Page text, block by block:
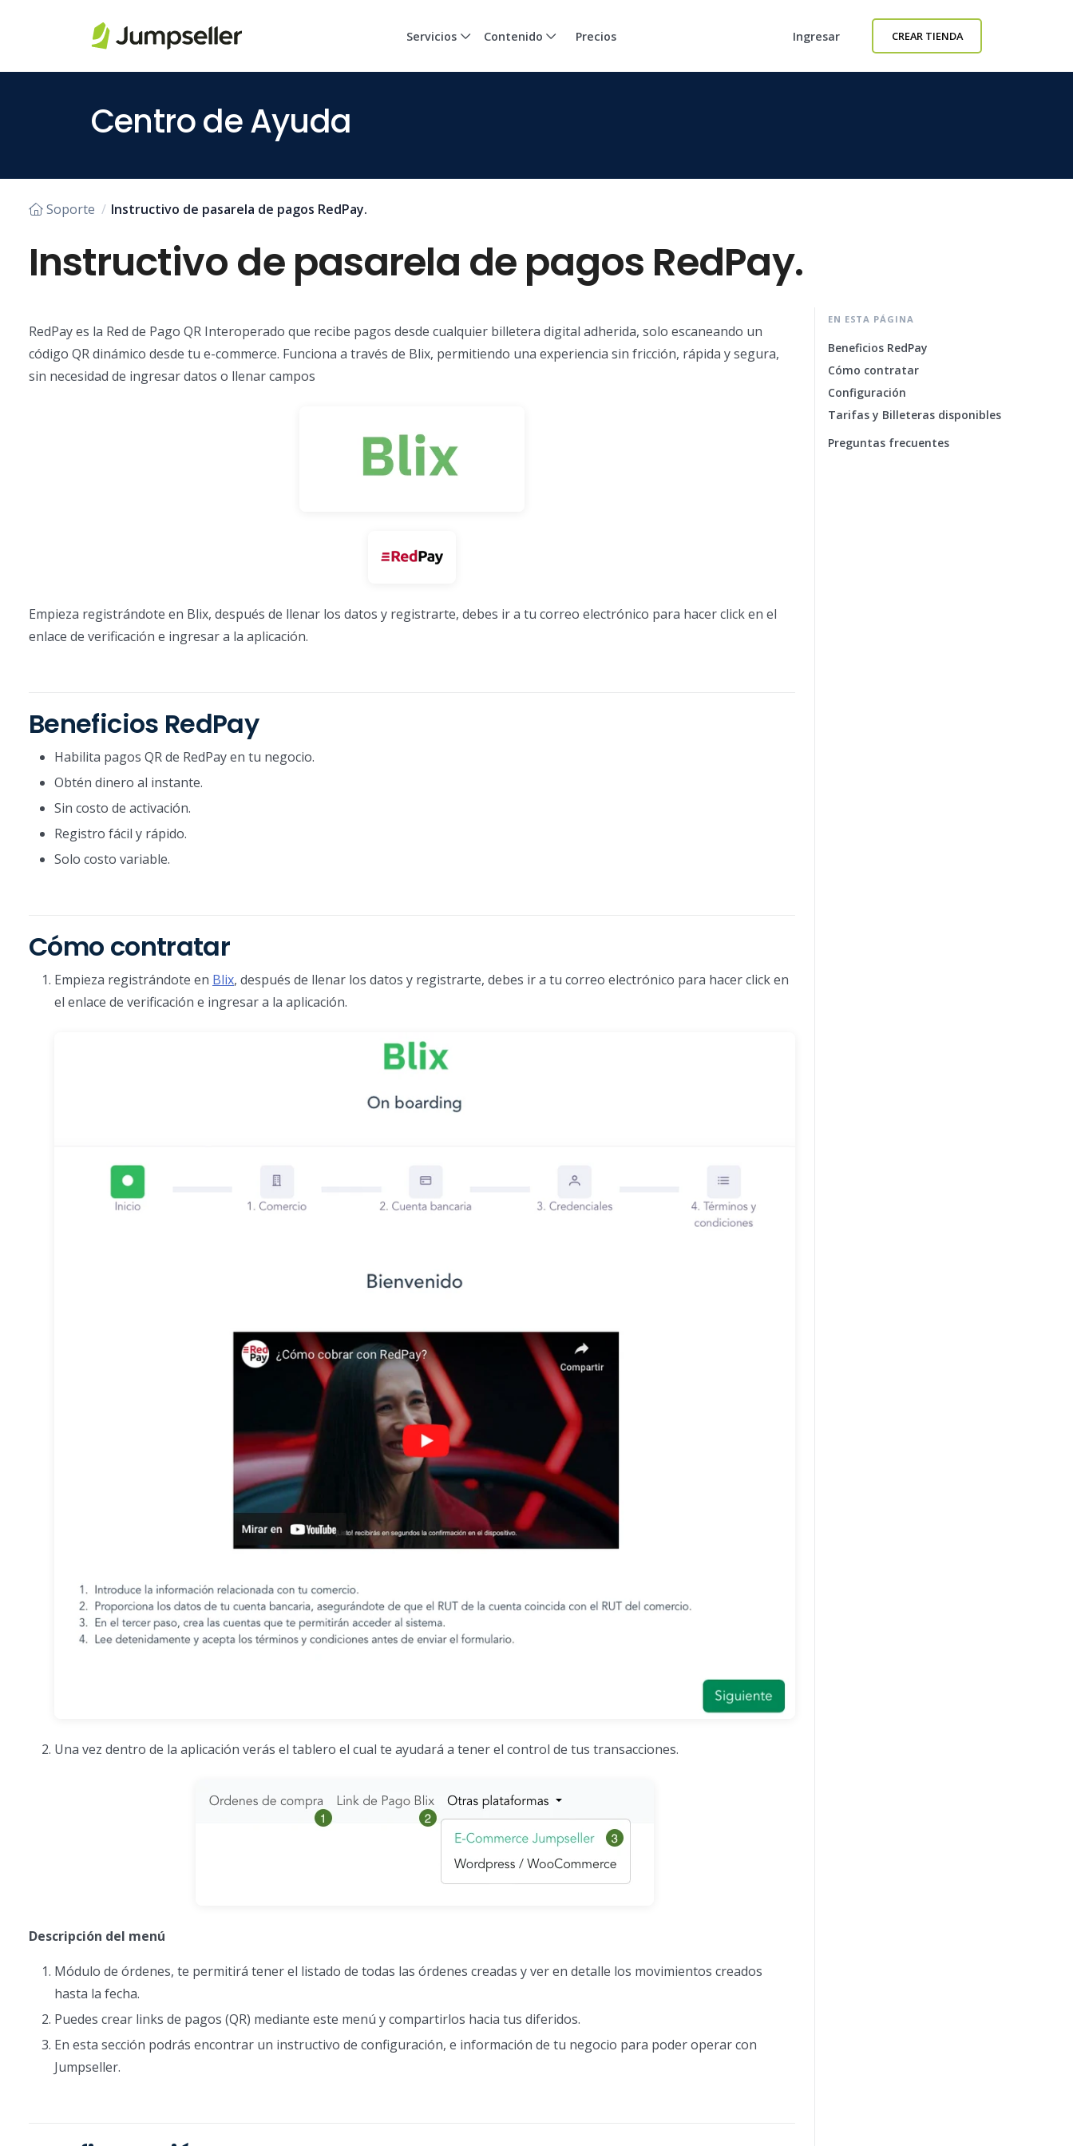
Saltar al contenido principal
Servicios Contenido Precios Ingresar CREAR TIENDA
Centro de Ayuda
Soporte Instructivo de pasarela de pagos RedPay.
Instructivo de pasarela de pagos RedPay.
RedPay es la Red de Pago QR Interoperado que recibe pagos desde cualquier billetera digital adherida, solo escaneando un
código QR dinámico desde tu e-commerce. Funciona a través de Blix, permitiendo una experiencia sin fricción, rápida y segura,
sin necesidad de ingresar datos o llenar campos
Empieza registrándote en Blix, después de llenar los datos y registrarte, debes ir a tu correo electrónico para hacer click en el
enlace de verificación e ingresar a la aplicación.
Beneficios RedPay
Habilita pagos QR de RedPay en tu negocio.
Obtén dinero al instante.
Sin costo de activación.
Registro fácil y rápido.
Solo costo variable.
Cómo contratar
Empieza registrándote en Blix, después de llenar los datos y registrarte, debes ir a tu correo electrónico para hacer click en
el enlace de verificación e ingresar a la aplicación.
Una vez dentro de la aplicación verás el tablero el cual te ayudará a tener el control de tus transacciones.
Descripción del menú
Módulo de órdenes, te permitirá tener el listado de todas las órdenes creadas y ver en detalle los movimientos creados
hasta la fecha.
Puedes crear links de pagos (QR) mediante este menú y compartirlos hacia tus diferidos.
En esta sección podrás encontrar un instructivo de configuración, e información de tu negocio para poder operar con
Jumpseller.
EN ESTA PÁGINA
Beneficios RedPay
Cómo contratar
Configuración
Tarifas y Billeteras disponibles
Preguntas frecuentes